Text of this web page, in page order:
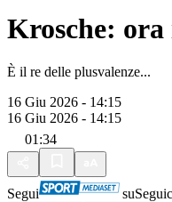
Krosche: ora
È il re delle plusvalenze...
16 Giu 2026 - 14:15
16 Giu 2026 - 14:15
01:34
Segui su